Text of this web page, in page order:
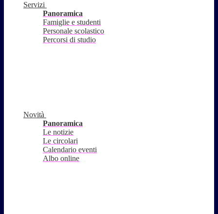
Servizi
Panoramica
Famiglie e studenti
Personale scolastico
Percorsi di studio
Novità
Panoramica
Le notizie
Le circolari
Calendario eventi
Albo online